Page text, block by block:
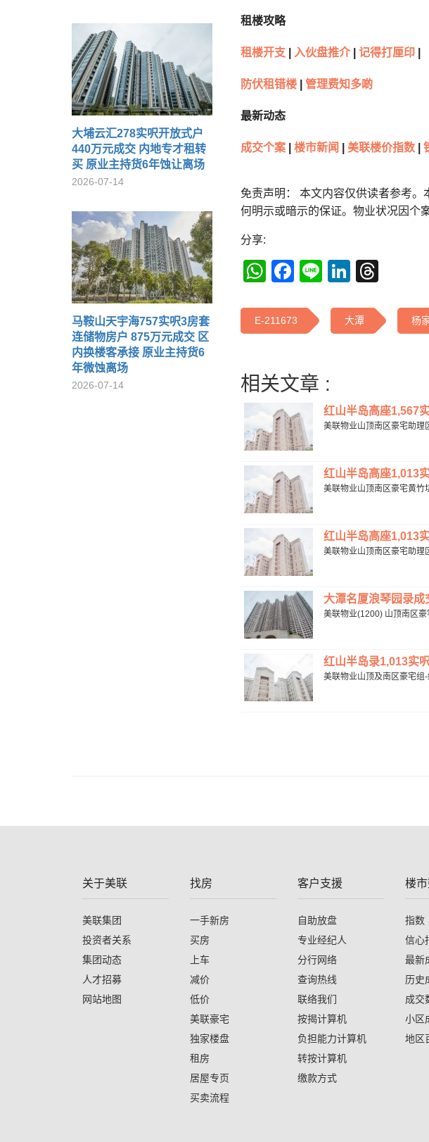
大埔云汇278实呎开放式户
440万元成交 内地专才租转
买 原业主持货6年蚀让离场
2026-07-14
马鞍山天宇海757实呎3房套
连储物房户 875万元成交 区
内换楼客承接 原业主持货6
年微蚀离场
2026-07-14
租楼攻略
租楼开支 入伙盘推介 记得打厘印
防伏租错楼 管理费知多啲
最新动态
成交个案 楼市新闻 美联楼价指数
免责声明： 本文内容仅供读者参考
何明示或暗示的保证。物业状况因个
分享:
WhatsApp
Facebook
Line
E-211673 大潭 杨
相关文章 :
红山半岛高座1,567
美联物业山顶南区豪宅助理
红山半岛高座1,013
美联物业山顶南区豪宅黄竹
红山半岛高座1,013
美联物业山顶南区豪宅助理
大潭名厦浪琴园录成
美联物业(1200) 山顶南区
红山半岛录1,013实
美联物业山顶及南区豪宅组
关于美联
美联集团
投资者关系
集团动态
人才招募
网站地图
找房
一手新房
买房
上车
减价
低价
美联豪宅
独家楼盘
租房
居屋专页
买卖流程
客户支援
自助放盘
专业经纪人
分行网络
查询热线
联络我们
按揭计算机
负担能力计算机
转按计算机
缴款方式
楼
指数
信心
最新
历史
成交
小区
地区